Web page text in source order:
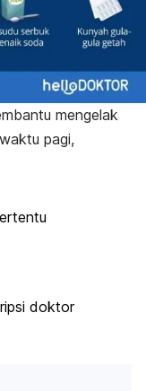
mengelak
pagi,
doktor